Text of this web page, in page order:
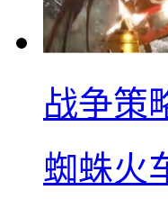
战争策
蜘蛛火